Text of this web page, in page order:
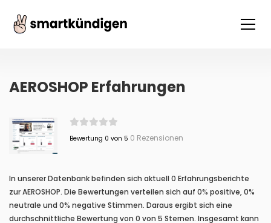
AEROSHOP Erfahrungen
Bewertung 0 von 5 0 Rezensionen
In unserer Datenbank befinden sich aktuell 0 Erfahrungsberichte
zur AEROSHOP. Die Bewertungen verteilen sich auf 0% positive, 0%
neutrale und 0% negative Stimmen. Daraus ergibt sich eine
durchschnittliche Bewertung von 0 von 5 Sternen. Insgesamt kann